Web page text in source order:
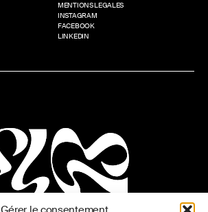
MENTIONS LEGALES
INSTAGRAM
FACEBOOK
LINKEDIN